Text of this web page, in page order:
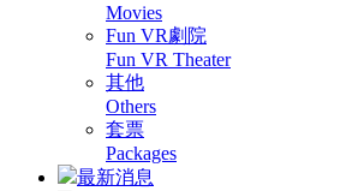
Movies
Fun VR劇院
Fun VR Theater
其他
Others
套票
Packages
最新消息